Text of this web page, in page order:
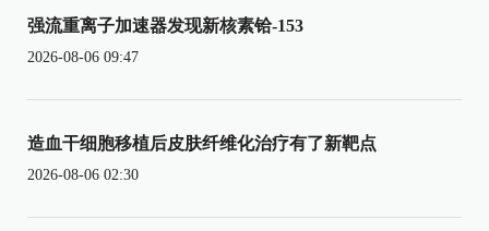
强流重离子加速器发现新核素铪-153
2026-08-06 09:47
造血干细胞移植后皮肤纤维化治疗有了新靶点
2026-08-06 02:30